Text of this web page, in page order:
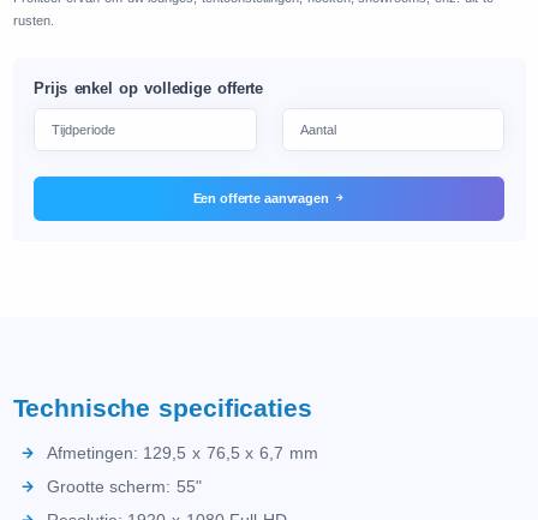
rusten.
Prijs enkel op volledige offerte
Een offerte aanvragen
Technische specificaties
Afmetingen: 129,5 x 76,5 x 6,7 mm
Grootte scherm: 55"